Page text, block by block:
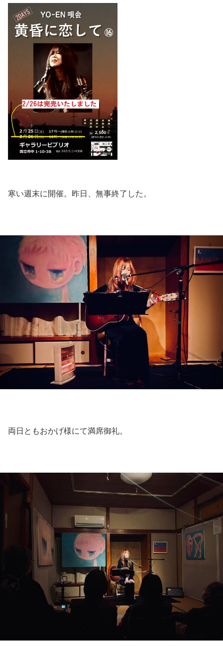
寒い週末に開催。昨日、無事終了した。
両日ともおかげ様にて満席御礼。